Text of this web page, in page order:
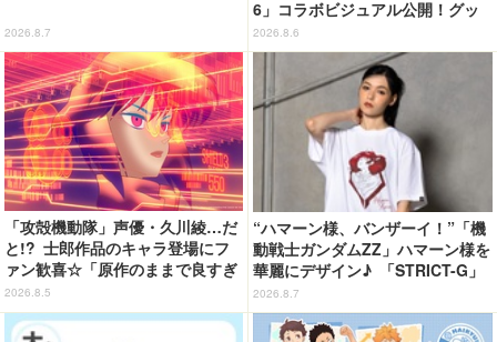
2026.8.7
6」コラボビジュアル公開！グッ
ズなどの最新情報も
2026.8.6
「攻殻機動隊」声優・久川綾…だ
と!? 士郎作品のキャラ登場にフ
ァン歓喜☆「原作のままで良すぎ
るな」「脳の処理が追いつかない
よお」…第5話【ネタバレあり反
応まとめ】
2026.8.5
“ハマーン様、バンザーイ！”「機
動戦士ガンダムZZ」ハマーン様を
華麗にデザイン♪ 「STRICT-G」
Tシャツなどミニコレクション登
場
2026.8.7